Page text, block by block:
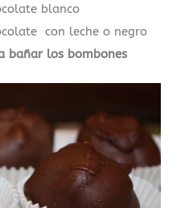
blanco
con leche o negro
bañar los bombones